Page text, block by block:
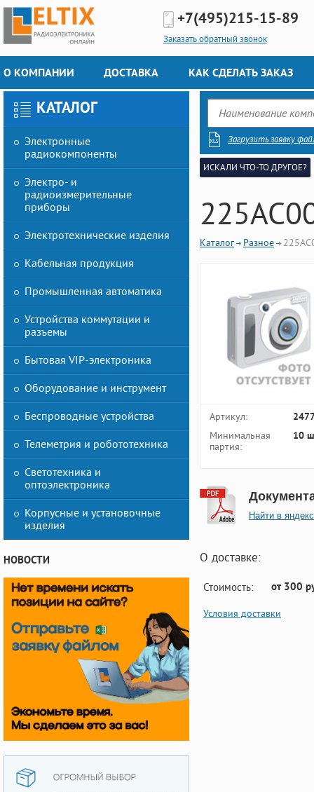
+7(495)215-15-89
Заказать обратный звонок
О КОМПАНИИ ДОСТАВКА КАК СДЕЛАТЬ ЗАКАЗ
КАТАЛОГ
Электронные
радиокомпоненты
Электро- и
радиоизмерительные
приборы
Электротехнические изделия
Кабельная продукция
Промышленная автоматика
Устройства коммутации и
разъемы
Бытовая VIP-электроника
Оборудование и инструмент
Беспроводные устройства
Телеметрия и робототехника
Светотехника и
оптоэлектроника
Корпусные и установочные
изделия
НОВОСТИ
Загрузить заявку
ИСКАЛИ ЧТО-ТО ДРУГОЕ?
Каталог Разное
Артикул:
Минимальная
партия:
10
Найти в яндекс
О доставке:
Стоимость: от 300
Условия доставки